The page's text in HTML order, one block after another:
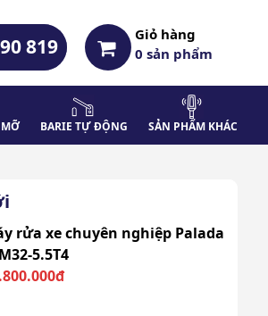
819
Giỏ hàng
0sản phẩm
BARIE TỰ ĐỘNG SẢN PHẨM KHÁC
rửa xe chuyên nghiệp Palada
5.5T4